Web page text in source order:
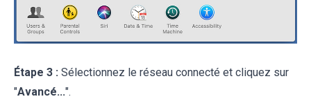
Étape 3 : Sélectionnez le réseau connecté et cliquez sur
"Avancé...".